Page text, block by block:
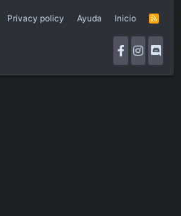
Privacy policy Ayuda Inicio
R
S